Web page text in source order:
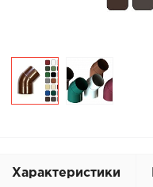
Характеристики